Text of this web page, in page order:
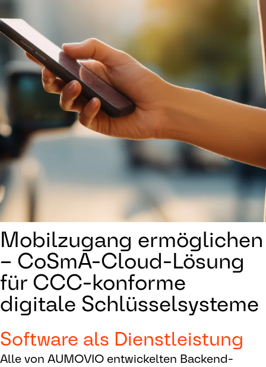
Mobilzugang ermöglichen
– CoSmA-Cloud-Lösung
für CCC-konforme
digitale Schlüsselsysteme
Software als Dienstleistung
Alle von AUMOVIO entwickelten Backend-